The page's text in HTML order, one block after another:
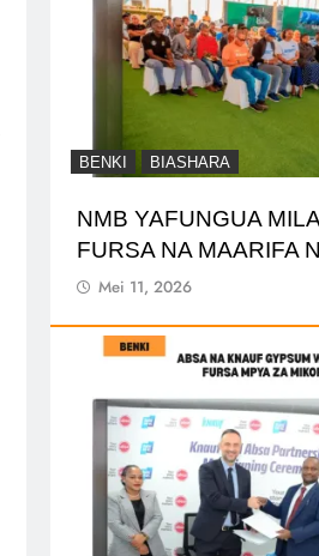
BENKI BIASHARA
NMB YAFUNGUA
FURSA NA MAARIFA
Mei 11, 2026